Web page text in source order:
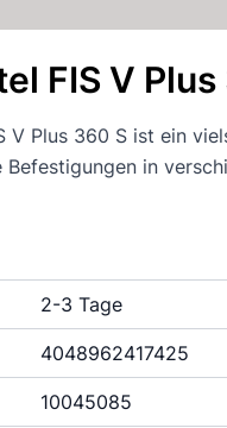
FIS V Plus
V Plus 360 S ist ein
in
2-3 Tage
4048962417425
10045085